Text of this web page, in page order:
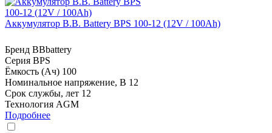
Аккумулятор B.B. Battery BPS 100-12 (12V / 100Ah)
Бренд BBbattery
Серия BPS
Ёмкость (Ач) 100
Номинальное напряжение, В 12
Срок службы, лет 12
Технология AGM
Подробнее